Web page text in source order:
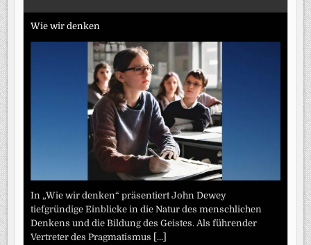
Wie wir denken
In „Wie wir denken“ präsentiert John Dewey
tiefgründige Einblicke in die Natur des menschlichen
Denkens und die Bildung des Geistes. Als führender
Vertreter des Pragmatismus [...]